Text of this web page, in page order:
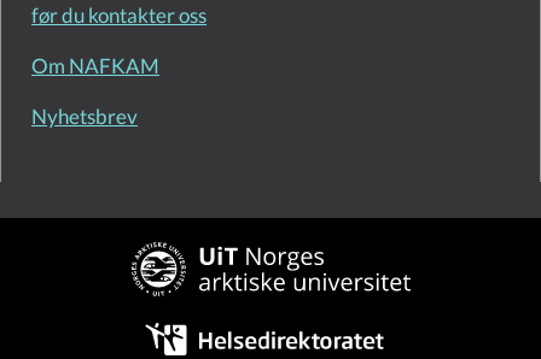
før du kontakter oss
Om NAFKAM
Nyhetsbrev